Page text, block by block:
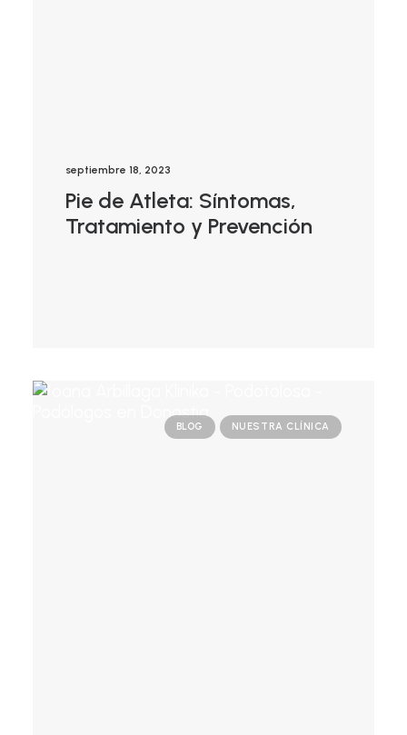
septiembre 18, 2023
Pie de Atleta: Síntomas,
Tratamiento y Prevención
BLOG NUESTRA CLÍNICA